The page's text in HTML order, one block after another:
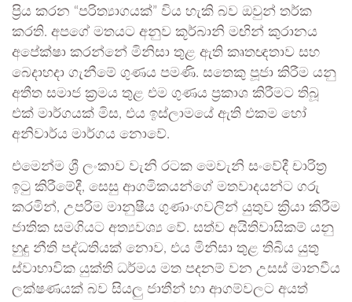
ප්‍රිය කරන “පරිත්‍යාගයක්” විය හැකි බව ඔවුන් තර්ක
කරති. අපගේ මතයට අනුව කූර්බානි මඟින් කුරානය
අපේක්ෂා කරන්නේ මිනිසා තුළ ඇති කෘතඥතාව සහ
බෙදාහදා ගැනීමේ ගුණය පමණි. සතෙකු පූජා කිරීම යනු
අතීත සමාජ ක්‍රමය තුළ එම ගුණය ප්‍රකාශ කිරීමට තිබූ
එක් මාර්ගයක් මිස, එය ඉස්ලාමයේ ඇති එකම හෝ
අනිවාර්ය මාර්ගය නොවේ.
එමෙන්ම ශ්‍රී ලංකාව වැනි රටක මෙවැනි සංවේදී චාරිත්‍ර
ඉටු කිරීමේදී, සෙසු ආගමිකයන්ගේ මතවාදයන්ට ගරු
කරමින්, උපරිම මානුෂීය ගුණාංගවලින් යුතුව ක්‍රියා කිරීම
ජාතික සමගියට අත්‍යවශ්‍ය වේ. සත්ව අයිතිවාසිකම් යනු
හුදු නීති පද්ධතියක් නොව, එය මිනිසා තුළ තිබිය යුතු
ස්වාභාවික යුක්ති ධර්මය මත පදනම් වන උසස් මානවීය
ලක්ෂණයක් බව සියලු ජාතීන් හා ආගම්වලට අයත්